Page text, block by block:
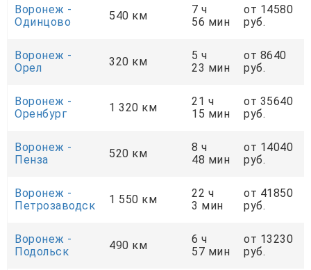
Воронеж -
Одинцово
540 км
7 ч
56 мин
от 14580
руб.
Воронеж -
Орел
320 км
5 ч
23 мин
от 8640
руб.
Воронеж -
Оренбург
1 320 км
21 ч
15 мин
от 35640
руб.
Воронеж -
Пенза
520 км
8 ч
48 мин
от 14040
руб.
Воронеж -
Петрозаводск
1 550 км
22 ч
3 мин
от 41850
руб.
Воронеж -
Подольск
490 км
6 ч
57 мин
от 13230
руб.